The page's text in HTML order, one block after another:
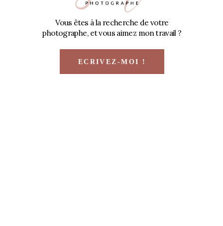
ECRIVEZ-MOI !
Vous êtes à la recherche de votre
photographe, et vous aimez mon travail ?